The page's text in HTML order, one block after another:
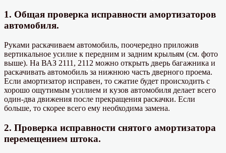
1. Общая проверка исправности амортизаторов
автомобиля.
Руками раскачиваем автомобиль, поочередно приложив
вертикальное усилие к передним и задним крыльям (см. фото
выше). На ВАЗ 2111, 2112 можно открыть дверь багажника и
раскачивать автомобиль за нижнюю часть дверного проема.
Если амортизатор исправен, то сжатие будет происходить с
хорошо ощутимым усилием и кузов автомобиля делает всего
один-два движения после прекращения раскачки. Если
больше, то скорее всего ему необходима замена.
2. Проверка исправности снятого амортизатора
перемещением штока.